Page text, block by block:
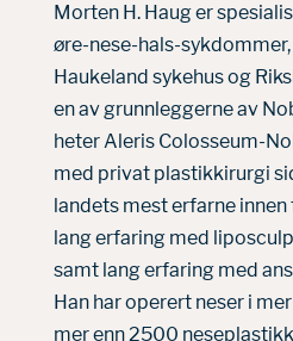
Morten H. Haug er
øre-nese-hals-
Haukeland sykehus og
en av grunnleggerne av
heter Aleris Colosseum-
med privat plastikkirurgi
landets mest erfarne
lang erfaring med
samt lang erfaring med
Han har operert neser i
mer enn 2500